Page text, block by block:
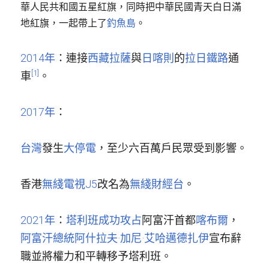
華人民共和國五星紅旗，同時把中華民國青天白日滿
地紅旗，一起帶上了釣魚島 。
2014年 ：連接西藏拉薩與日喀則 的拉日鐵路通
車[1] 。
2017年 ：
台灣發生大停電 ，至少六百萬戶民眾受到影響。
香港無綫電視J5改名為無綫財經台 。
2021年 ： 塔利班成功攻占阿富汗首都喀布爾 ，
阿富汗總統阿什拉夫·加尼·艾哈邁德扎伊宣布辭
職並將權力和平轉移予塔利班。